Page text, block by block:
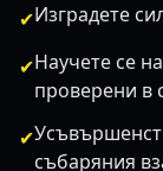
✔Изградете
✔Научете се
проверени в
✔
събаряния